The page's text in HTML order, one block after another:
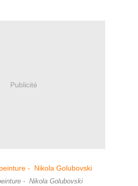
Publicité
- Nikola Golubovski